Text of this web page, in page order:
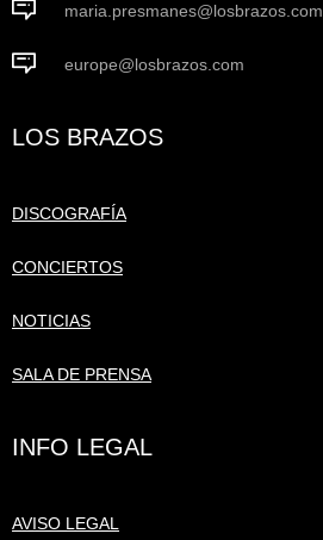
maria.presmanes@losbrazos.com
europe@losbrazos.com
LOS BRAZOS
DISCOGRAFÍA
CONCIERTOS
NOTICIAS
SALA DE PRENSA
INFO LEGAL
AVISO LEGAL